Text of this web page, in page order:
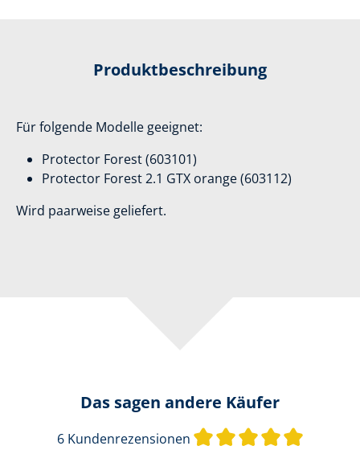
Produktbeschreibung
Für folgende Modelle geeignet:
Protector Forest (603101)
Protector Forest 2.1 GTX orange (603112)
Wird paarweise geliefert.
Das sagen andere Käufer
6 Kundenrezensionen